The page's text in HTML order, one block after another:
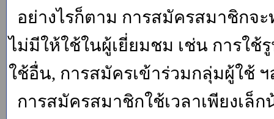
อย่างไรก็ตาม การสมัครสมาชิก
ไม่มีให้ใช้ในผู้เยี่ยมชม เช่น การใช้
ใช้อื่น, การสมัครเข้าร่วมกลุ่มผู้ใช้ ฯ
การสมัครสมาชิกใช้เวลาเพียงเ